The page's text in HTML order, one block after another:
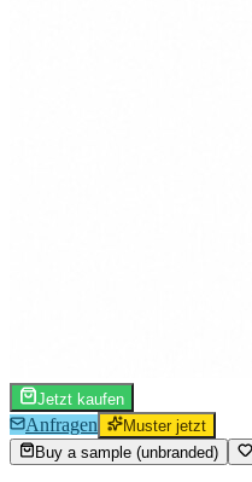
Jetzt kaufen
Anfragen
Muster jetzt
Buy a sample (unbranded)